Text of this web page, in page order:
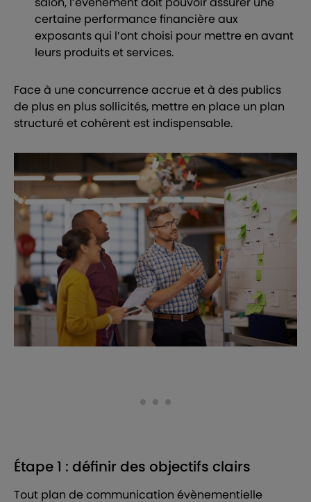
certaine performance financière aux
exposants qui l’ont choisi pour mettre en avant
leurs produits et services.
Face à une concurrence accrue et à des publics
de plus en plus sollicités, mettre en place un plan
structuré et cohérent est indispensable.
Étape 1 : définir des objectifs clairs
Tout plan de communication évènementielle